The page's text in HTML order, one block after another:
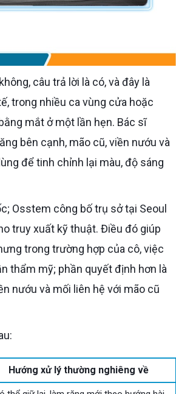
trong nhiều ca vùng cửa hoặc
mắt ở một lần hẹn. Bác sĩ
bên cạnh, mão cũ, viền nướu và
để tinh chỉnh lại màu, độ sáng
Osstem công bố trụ sở tại Seoul
truy xuất kỹ thuật. Điều đó giúp
trong trường hợp của cô, việc
thẩm mỹ; phần quyết định hơn là
nướu và mối liên hệ với mão cũ
Hướng xử lý thường nghiêng về